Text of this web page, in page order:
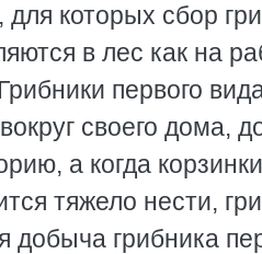
для которых сбор
в лес как на
первого
своего дома,
а когда
тяжело нести,
добыча грибника